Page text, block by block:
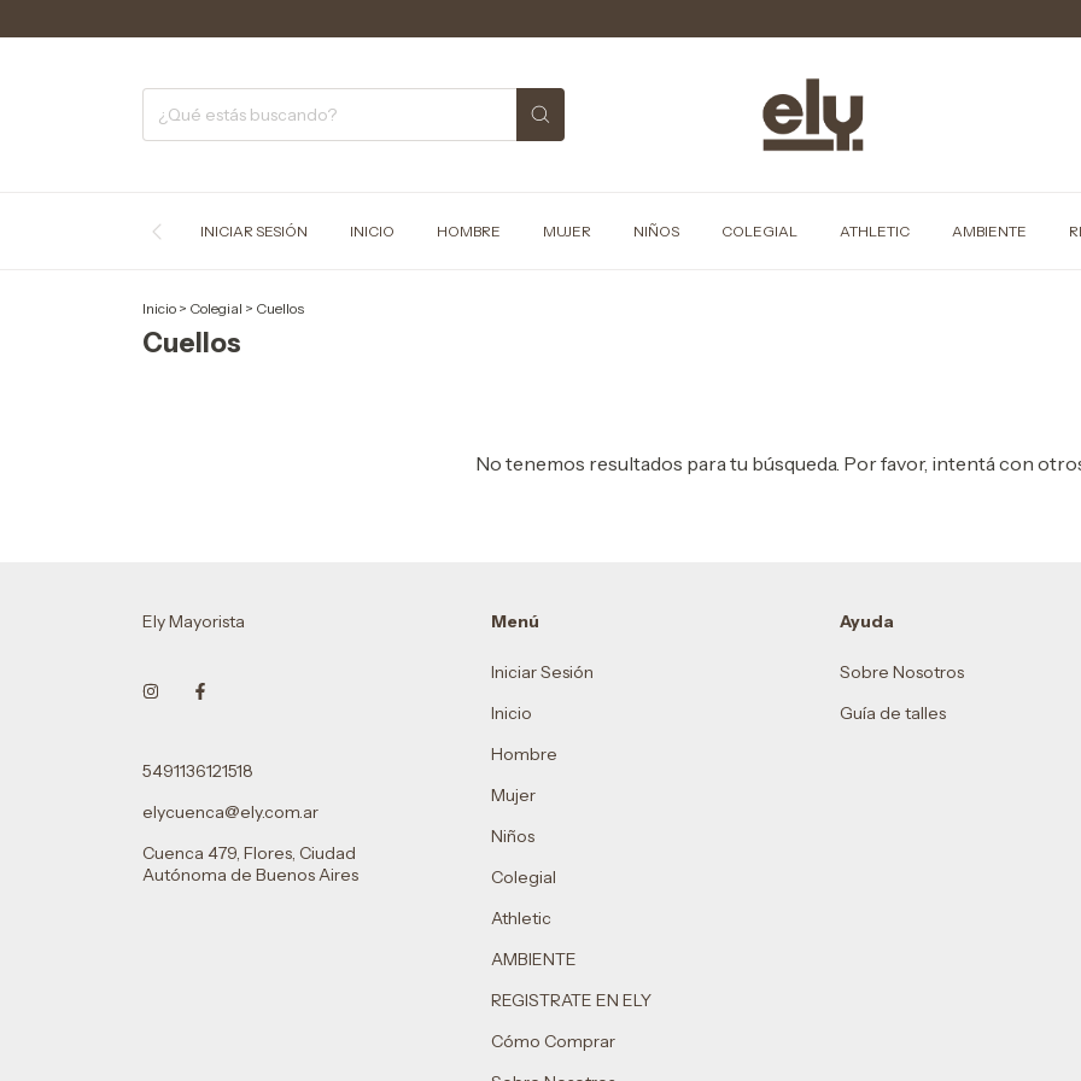
INICIAR SESIÓN INICIO HOMBRE MUJER NIÑOS COLEGIAL ATHLETIC AMBIENTE
Inicio > Colegial > Cuellos
Cuellos
No tenemos resultados para tu búsqueda. Por favor, intentá con
Ely Mayorista
5491136121518
elycuenca@ely.com.ar
Cuenca 479, Flores, Ciudad
Autónoma de Buenos Aires
Menú
Iniciar Sesión
Inicio
Hombre
Mujer
Niños
Colegial
Athletic
AMBIENTE
REGISTRATE EN ELY
Cómo Comprar
Ayuda
Sobre Nosotros
Guía de talles